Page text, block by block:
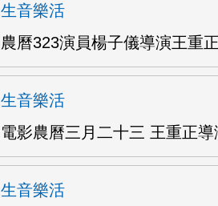
生音樂活
農曆323演員楊子儀導演王重
生音樂活
電影農曆三月二十三 王重正
生音樂活